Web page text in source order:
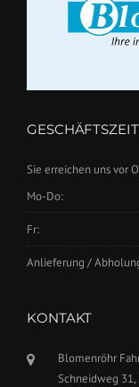
Sie erreichen uns vor
Mo-Do:
Fr:
Anlieferung /
KONTAKT
Blomenröhr
Schneidweg 31,